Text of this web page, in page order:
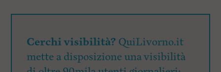
Cerchi visibilità? QuiLivorno.it
mette a disposizione una visibilità